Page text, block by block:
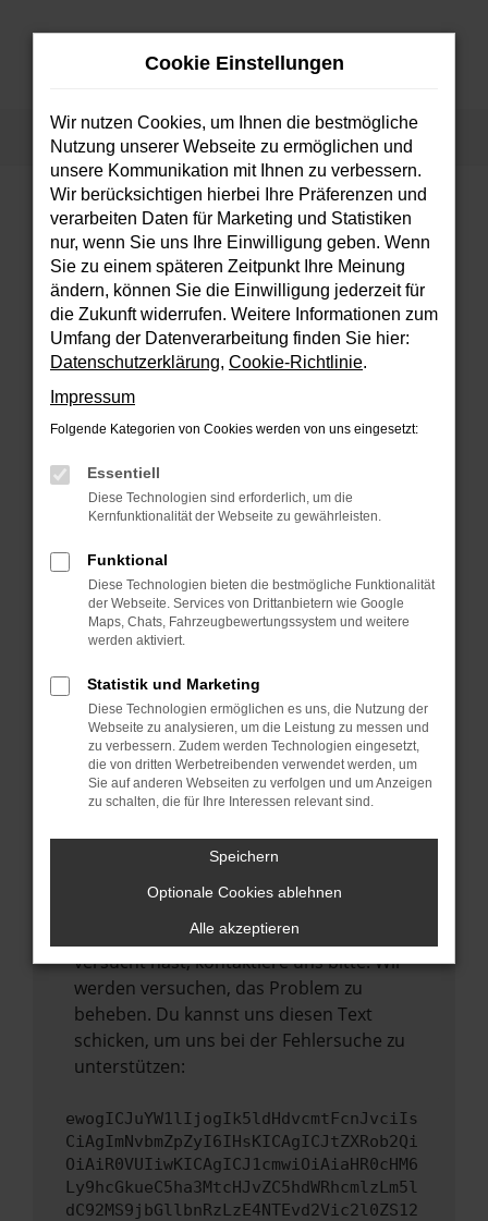
Zum
Startseite Fahrzeugsuche
FEHLER: NETWORK ERROR
Beim Laden ist ein Fehler aufgetreten.
Hier sind ein paar Tipps, die dir helfen können:
Überprüfe deine Firewall und deine
Internetverbindung.
Laden andere Webseiten, zum Beispiel
deine Suchmaschine?
Prüfe deine Browsererweiterungen.
Manche Erweiterungen, wie Werbeblocker,
können das Laden bestimmter Seiten
anderen Browser oder in einem privaten
Fenster?
Starte dein Gerät neu.
vorübergehende Probleme zu beheben.
Stelle sicher, dass dein Browser und dein
Betriebssystem auf dem neuesten Stand
sind.
Veraltete Software birgt nicht nur ein
führen, dass bestimmte Funktionen nicht
Wende dich an den Webseitenbetreiber.
Wenn du alle oben genannten Schritte
versucht hast, kontaktiere uns bitte. Wir
werden versuchen, das Problem zu
beheben. Du kannst uns diesen Text
schicken, um uns bei der Fehlersuche zu
unterstützen:
ewogICJuYW1lIjogIk5ldHdvcmtFcnJvciIs
CiAgImNvbmZpZyI6IHsKICAgICJtZXRob2Qi
OiAiR0VUIiwKICAgICJ1cmwiOiAiaHR0cHM6
Ly9hcGkueC5ha3MtcHJvZC5hdWRhcmlzLm5l
dC92MS9jbGllbnRzLzE4NTEvd2Vic2l0ZS12
Cookie Einstellungen
Wir nutzen Cookies, um Ihnen die bestmögliche
Nutzung unserer Webseite zu ermöglichen und
unsere Kommunikation mit Ihnen zu verbessern.
Wir berücksichtigen hierbei Ihre Präferenzen und
verarbeiten Daten für Marketing und Statistiken
nur, wenn Sie uns Ihre Einwilligung geben. Wenn
Sie zu einem späteren Zeitpunkt Ihre Meinung
ändern, können Sie die Einwilligung jederzeit für
die Zukunft widerrufen. Weitere Informationen zum
Umfang der Datenverarbeitung finden Sie hier:
Datenschutzerklärung, Cookie-Richtlinie.
Impressum
Folgende Kategorien von Cookies werden von uns eingesetzt:
Essentiell
Diese Technologien sind erforderlich, um die
Kernfunktionalität der Webseite zu gewährleisten.
Funktional
Diese Technologien bieten die bestmögliche Funktionalität
der Webseite. Services von Drittanbietern wie Google
Maps, Chats, Fahrzeugbewertungssystem und weitere
werden aktiviert.
Statistik und Marketing
Diese Technologien ermöglichen es uns, die Nutzung der
Webseite zu analysieren, um die Leistung zu messen und
zu verbessern. Zudem werden Technologien eingesetzt,
die von dritten Werbetreibenden verwendet werden, um
Sie auf anderen Webseiten zu verfolgen und um Anzeigen
zu schalten, die für Ihre Interessen relevant sind.
Speichern
Optionale Cookies ablehnen
Alle akzeptieren